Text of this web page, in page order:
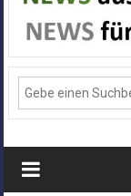
News
aus
Deiner
Stadt
Monheim